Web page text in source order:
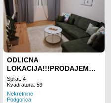
ODLICNA
LOKACIJA!!!PRODAJEM
DVOSOBAN STAN KOD
GINTASA
Sprat: 4
Kvadratura: 59
Nekretnine
Podgorica